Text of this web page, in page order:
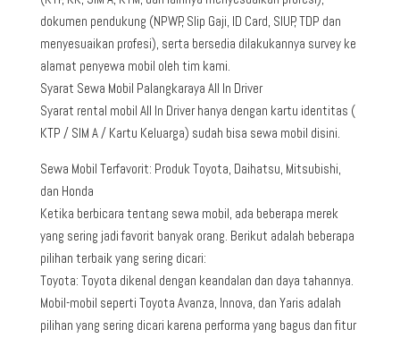
dokumen pendukung (NPWP, Slip Gaji, ID Card, SIUP, TDP dan
menyesuaikan profesi), serta bersedia dilakukannya survey ke
alamat penyewa mobil oleh tim kami.
Syarat Sewa Mobil Palangkaraya All In Driver
Syarat rental mobil All In Driver hanya dengan kartu identitas (
KTP / SIM A / Kartu Keluarga) sudah bisa sewa mobil disini.
Sewa Mobil Terfavorit: Produk Toyota, Daihatsu, Mitsubishi,
dan Honda
Ketika berbicara tentang sewa mobil, ada beberapa merek
yang sering jadi favorit banyak orang. Berikut adalah beberapa
pilihan terbaik yang sering dicari:
Toyota: Toyota dikenal dengan keandalan dan daya tahannya.
Mobil-mobil seperti Toyota Avanza, Innova, dan Yaris adalah
pilihan yang sering dicari karena performa yang bagus dan fitur